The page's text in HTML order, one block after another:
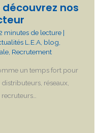
découvrez nos
minutes de lecture |
L.E.A blog
Recrutement
un temps fort pour
réseaux,